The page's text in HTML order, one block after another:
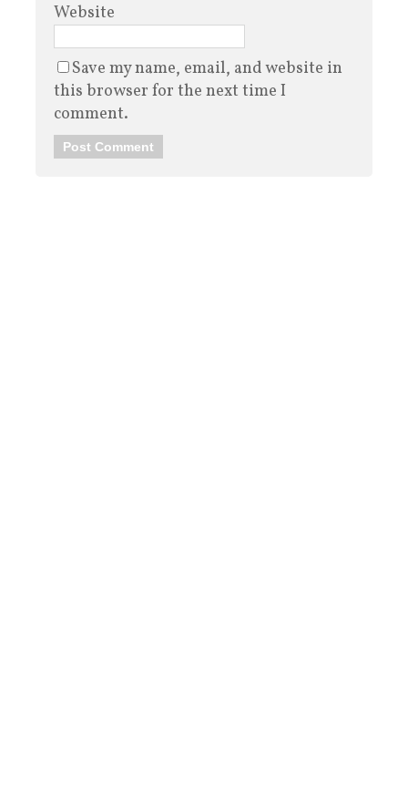
Website
Save my name, email, and website in
this browser for the next time I
comment.